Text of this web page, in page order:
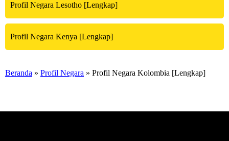
Profil Negara Lesotho [Lengkap]
Profil Negara Kenya [Lengkap]
Beranda » Profil Negara » Profil Negara Kolombia [Lengkap]